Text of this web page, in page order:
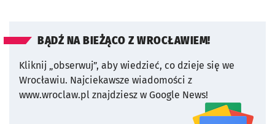
BĄDŹ NA BIEŻĄCO Z WROCŁAWIEM!
Kliknij „obserwuj”, aby wiedzieć, co dzieje się we
Wrocławiu. Najciekawsze wiadomości z
www.wroclaw.pl znajdziesz w Google News!